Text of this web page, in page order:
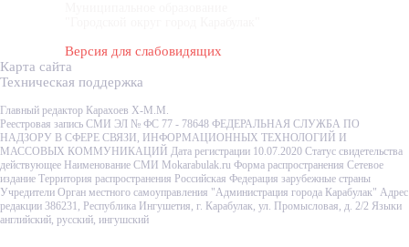
Версия для слабовидящих
Карта сайта
Техническая поддержка
Главный редактор Карахоев Х-М.М.
Реестровая запись СМИ ЭЛ № ФС 77 - 78648 ФЕДЕРАЛЬНАЯ СЛУЖБА ПО
НАДЗОРУ В СФЕРЕ СВЯЗИ, ИНФОРМАЦИОННЫХ ТЕХНОЛОГИЙ И
МАССОВЫХ КОММУНИКАЦИЙ Дата регистрации 10.07.2020 Статус свидетельства
действующее Наименование СМИ Mokarabulak.ru Форма распространения Сетевое
издание Территория распространения Российская Федерация зарубежные страны
Учредители Орган местного самоуправления "Администрация города Карабулак" Адрес
редакции 386231, Республика Ингушетия, г. Карабулак, ул. Промысловая, д. 2/2 Языки
английский, русский, ингушский